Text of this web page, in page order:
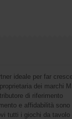
ideale per far
dei marchi
di riferimento
e affidabilità sono
tutti i giochi da tavolo